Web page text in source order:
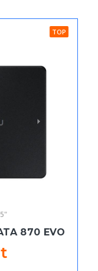
TOP
870 EVO